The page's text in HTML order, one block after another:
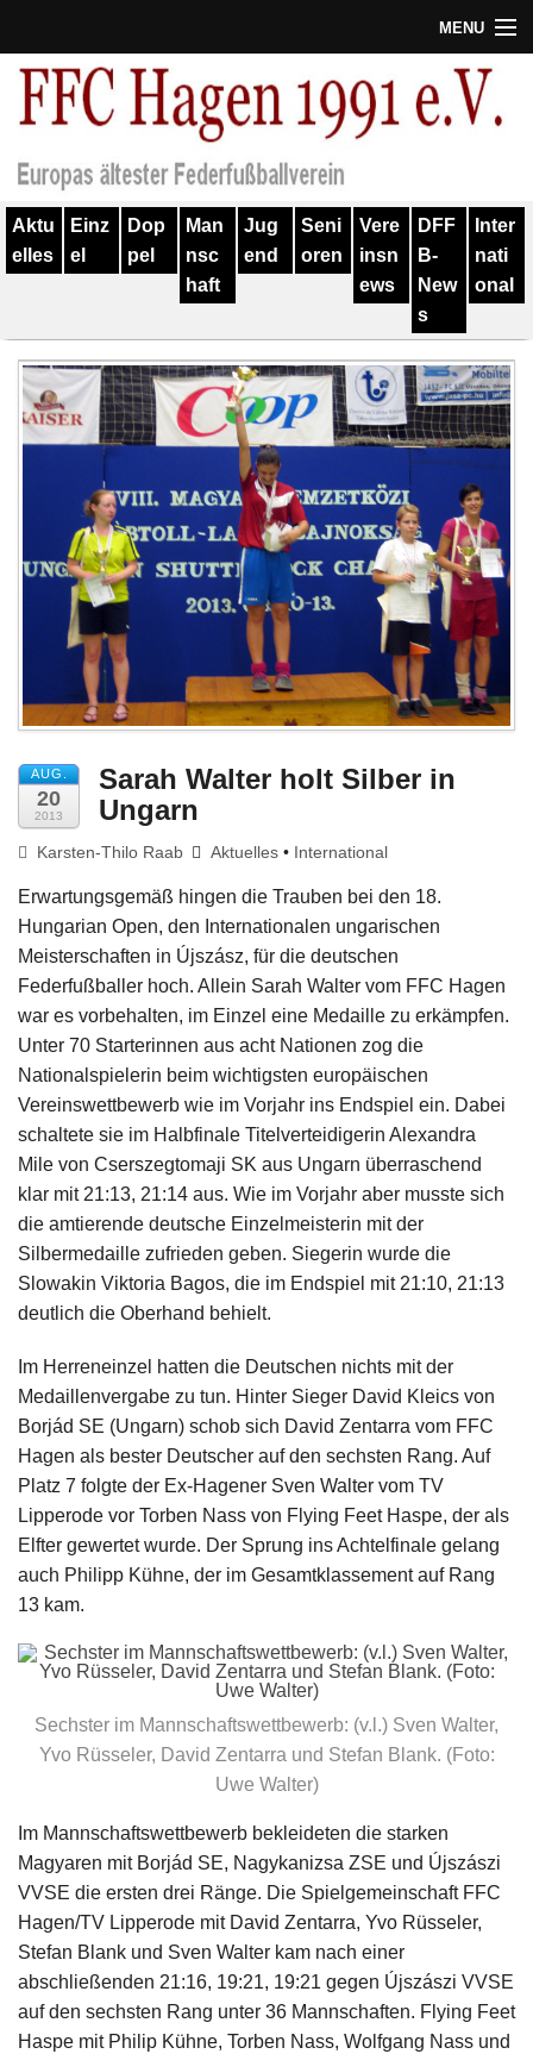
MENU
Termine
Verein
Geschichte
Training
Spieler
Kontakt
Impressum
Aktu
elles
Einz
el
Dop
pel
Man
nsc
haft
Jug
end
Seni
oren
Vere
insn
ews
DFF
B-
New
s
Inter
nati
onal
AUG.
20
2013
Sarah Walter holt Silber in
Ungarn
Karsten-Thilo Raab Aktuelles • International
Erwartungsgemäß hingen die Trauben bei den 18.
Hungarian Open, den Internationalen ungarischen
Meisterschaften in Újszász, für die deutschen
Federfußballer hoch. Allein Sarah Walter vom FFC Hagen
war es vorbehalten, im Einzel eine Medaille zu erkämpfen.
Unter 70 Starterinnen aus acht Nationen zog die
Nationalspielerin beim wichtigsten europäischen
Vereinswettbewerb wie im Vorjahr ins Endspiel ein. Dabei
schaltete sie im Halbfinale Titelverteidigerin Alexandra
Mile von Cserszegtomaji SK aus Ungarn überraschend
klar mit 21:13, 21:14 aus. Wie im Vorjahr aber musste sich
die amtierende deutsche Einzelmeisterin mit der
Silbermedaille zufrieden geben. Siegerin wurde die
Slowakin Viktoria Bagos, die im Endspiel mit 21:10, 21:13
deutlich die Oberhand behielt.
Im Herreneinzel hatten die Deutschen nichts mit der
Medaillenvergabe zu tun. Hinter Sieger David Kleics von
Borjád SE (Ungarn) schob sich David Zentarra vom FFC
Hagen als bester Deutscher auf den sechsten Rang. Auf
Platz 7 folgte der Ex-Hagener Sven Walter vom TV
Lipperode vor Torben Nass von Flying Feet Haspe, der als
Elfter gewertet wurde. Der Sprung ins Achtelfinale gelang
auch Philipp Kühne, der im Gesamtklassement auf Rang
13 kam.
Sechster im Mannschaftswettbewerb: (v.l.) Sven Walter,
Yvo Rüsseler, David Zentarra und Stefan Blank. (Foto:
Uwe Walter)
Im Mannschaftswettbewerb bekleideten die starken
Magyaren mit Borjád SE, Nagykanizsa ZSE und Újszászi
VVSE die ersten drei Ränge. Die Spielgemeinschaft FFC
Hagen/TV Lipperode mit David Zentarra, Yvo Rüsseler,
Stefan Blank und Sven Walter kam nach einer
abschließenden 21:16, 19:21, 19:21 gegen Újszászi VVSE
auf den sechsten Rang unter 36 Mannschaften. Flying Feet
Haspe mit Philip Kühne, Torben Nass, Wolfgang Nass und